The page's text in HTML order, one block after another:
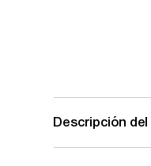
Descripción